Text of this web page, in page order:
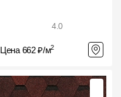
4.0
Цена 662 ₽/м2